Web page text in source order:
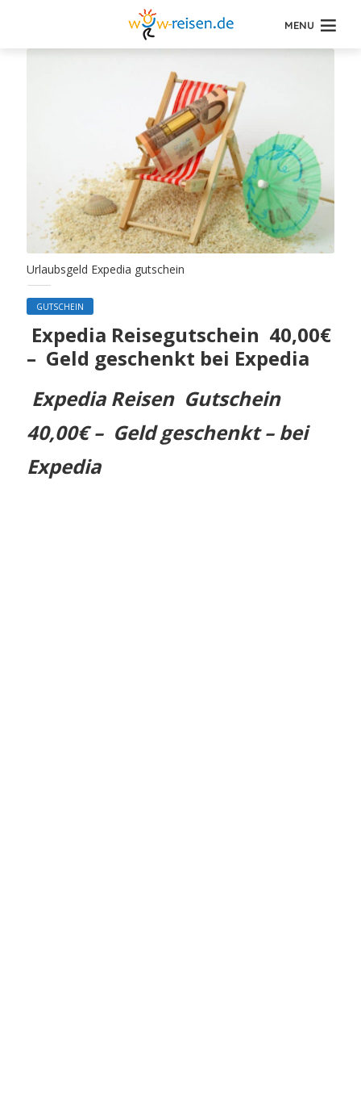
MENU
Urlaubsgeld Expedia gutschein
GUTSCHEIN
Expedia Reisegutschein 40,00€
– Geld geschenkt bei Expedia
Expedia Reisen Gutschein
40,00€ – Geld geschenkt – bei
Expedia